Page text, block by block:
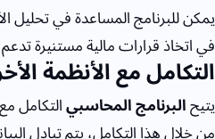
يمكن للبرنامج المساعدة في تحليل
في اتخاذ قرارات مالية مستنيرة
التكامل مع الأنظمة
يتيحالبرنامج المحاسبيالتكامل